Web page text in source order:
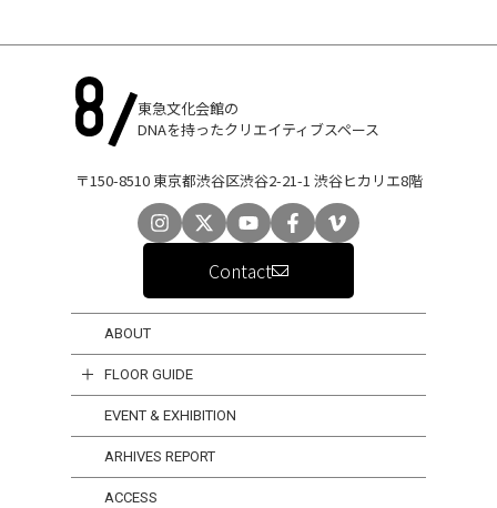
東急文化会館の
DNAを持ったクリエイティブスペース
〒150-8510 東京都渋谷区渋谷2-21-1 渋谷ヒカリエ8階
Contact
ABOUT
FLOOR GUIDE
EVENT & EXHIBITION
ARHIVES REPORT
ACCESS